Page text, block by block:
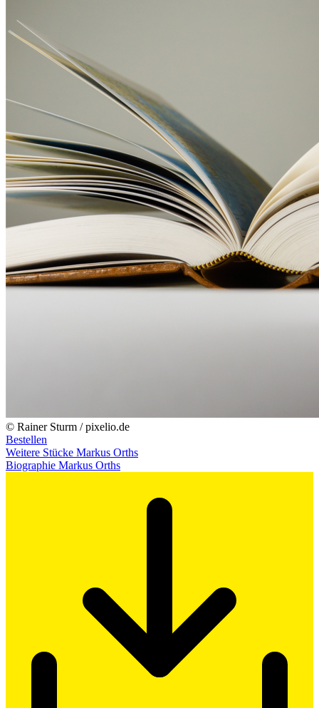
© Rainer Sturm / pixelio.de
Bestellen
Weitere Stücke Markus Orths
Biographie Markus Orths